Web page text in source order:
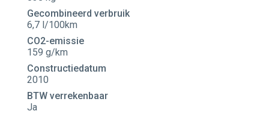
Gecombineerd verbruik
6,7 l/100km
CO2-emissie
159 g/km
Constructiedatum
2010
BTW verrekenbaar
Ja